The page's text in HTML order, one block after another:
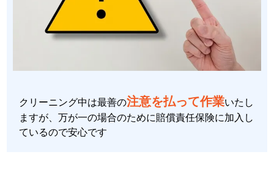
クリーニング中は最善の注意を払って作業いたし
ますが、万が一の場合のために賠償責任保険に加入し
ているので安心です